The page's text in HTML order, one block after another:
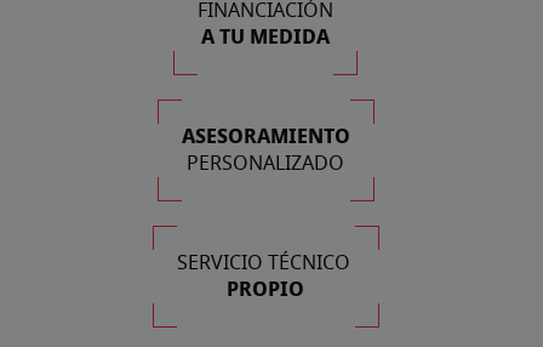
FINANCIACIÓN
A TU MEDIDA
ASESORAMIENTO
PERSONALIZADO
SERVICIO TÉCNICO
PROPIO